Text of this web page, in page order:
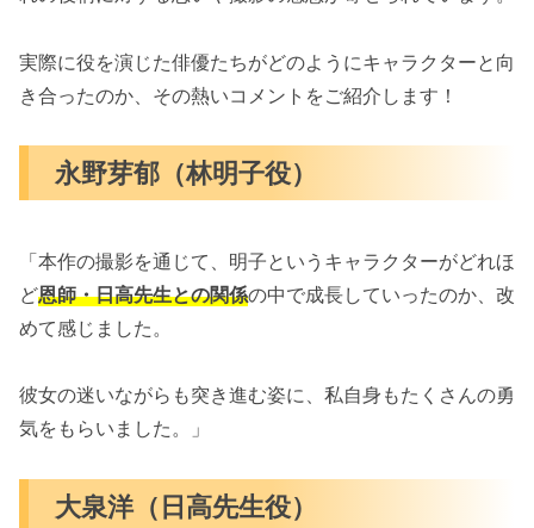
実際に役を演じた俳優たちがどのようにキャラクターと向
き合ったのか、その熱いコメントをご紹介します！
永野芽郁（林明子役）
「本作の撮影を通じて、明子というキャラクターがどれほ
ど恩師・日高先生との関係の中で成長していったのか、改
めて感じました。
彼女の迷いながらも突き進む姿に、私自身もたくさんの勇
気をもらいました。」
大泉洋（日高先生役）